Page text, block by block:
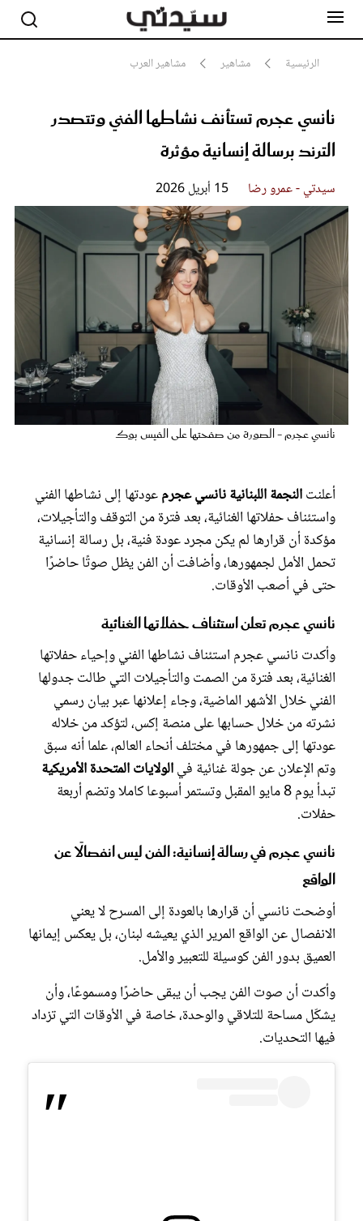
الرئيسية مشاهير مشاهير العرب
نانسي عجرم تستأنف نشاطها الفني وتتصدر
الترند برسالة إنسانية مؤثرة
سيدتي - عمرو رضا 15 أبريل 2026
نانسي عجرم - الصورة من صفحتها على الفيس بوك
أعلنتالنجمة اللبنانية نانسي عجرمعودتها إلى نشاطها الفني
واستئناف حفلاتها الغنائية، بعد فترة من التوقف والتأجيلات،
مؤكدة أن قرارها لم يكن مجرد عودة فنية، بل رسالة إنسانية
تحمل الأمل لجمهورها، وأضافت أن الفن يظل صوتًا حاضرًا
حتى في أصعب الأوقات.
نانسي عجرم تعلن استئناف حفلاتها الغنائية
وأكدت نانسي عجرم استئناف نشاطها الفني وإحياء حفلاتها
الغنائية، بعد فترة من الصمت والتأجيلات التي طالت جدولها
الفني خلال الأشهر الماضية، وجاء إعلانها عبر بيان رسمي
نشرته من خلال حسابها على منصة إكس، لتؤكد من خلاله
عودتها إلى جمهورها في مختلف أنحاء العالم، علما أنه سبق
وتم الإعلان عن جولة غنائية فيالولايات المتحدة الأمريكية
تبدأ يوم 8 مايو المقبل وتستمر أسبوعا كاملا وتضم أربعة
حفلات.
نانسي عجرم في رسالة إنسانية: الفن ليس انفصالًا عن
الواقع
أوضحت نانسي أن قرارها بالعودة إلى المسرح لا يعني
الانفصال عن الواقع المرير الذي يعيشه لبنان، بل يعكس إيمانها
العميق بدور الفن كوسيلة للتعبير والأمل.
وأكدت أن صوت الفن يجب أن يبقى حاضرًا ومسموعًا، وأن
يشكّل مساحة للتلاقي والوحدة، خاصة في الأوقات التي تزداد
فيها التحديات.
مشاهير
جمال
سيدتي وطفلك
لايف ستايل
بلس+
فيديو
مطبخ سيدتي
مقالات الرأي
ستايل
تقارير
عروس سيدتي
غلاف رفمي